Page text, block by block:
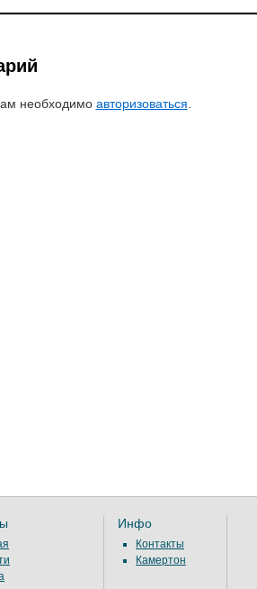
необходимо авторизоваться.
Инфо
Контакты
Камертон